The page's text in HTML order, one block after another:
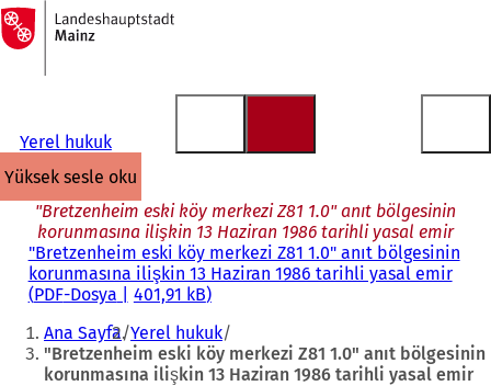
İçeriğe atla
Ana
sayfaya
Yerel hukuk
yüksek sesle oku
"Bretzenheim eski köy merkezi Z81 1.0" anıt bölgesinin
korunmasına ilişkin 13 Haziran 1986 tarihli yasal emir
"Bretzenheim eski köy merkezi Z81 1.0" anıt bölgesinin
korunmasına ilişkin 13 Haziran 1986 tarihli yasal emir
PDF-Dosya 401,91 kB
Buradasınız:
Ana Sayfa Yerel hukuk
"Bretzenheim eski köy merkezi Z81 1.0" anıt bölgesinin
korunmasına ilişkin 13 Haziran 1986 tarihli yasal emir